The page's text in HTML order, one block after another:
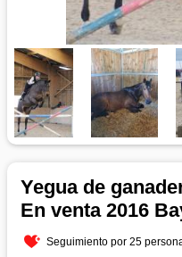
Yegua de
En venta 2016
Seguimiento por 25